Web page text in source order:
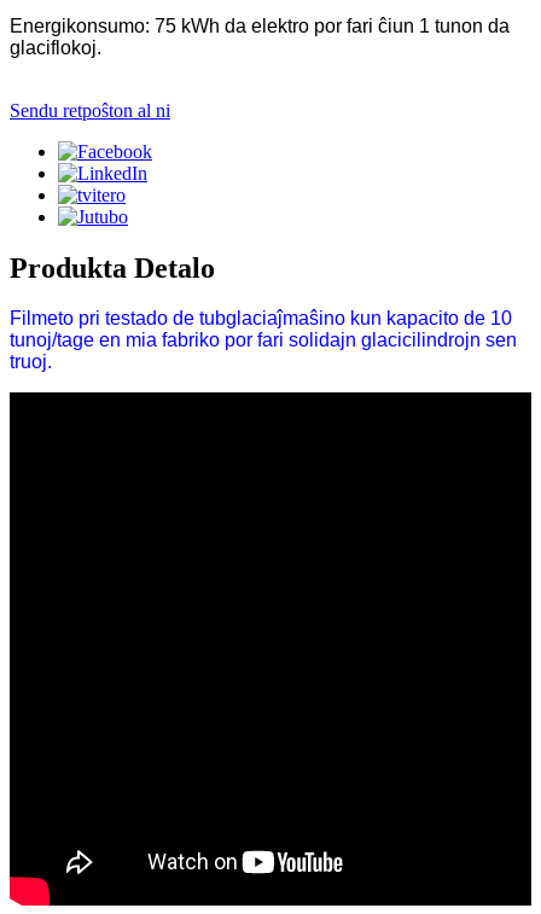
Energikonsumo: 75 kWh da elektro por fari ĉiun 1 tunon da
glaciflokoj.
Sendu retpoŝton al ni
Produkta Detalo
Filmeto pri testado de tubglaciaĵmaŝino kun kapacito de 10
tunoj/tage en mia fabriko por fari solidajn glacicilindrojn sen
truoj.